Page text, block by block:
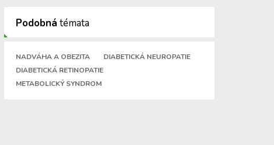
Podobná témata
NADVÁHA A OBEZITA
DIABETICKÁ NEUROPATIE
DIABETICKÁ RETINOPATIE
METABOLICKÝ SYNDROM